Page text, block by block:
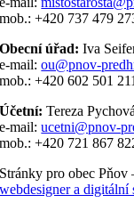
mob.: +420 737 479
Obecní úřad: Iva
e-mail:ou@pnov-
mob.: +420 602 501 211
Účetní: Tereza Pychová
e-mail:ucetni@pnov-
mob.: +420 721 867
Stránky pro obec
webdesigner a digitální